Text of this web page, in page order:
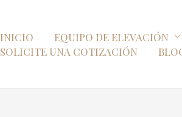
INICIO EQUIPO DE ELEVACIÓN
SOLICITE UNA COTIZACIÓN